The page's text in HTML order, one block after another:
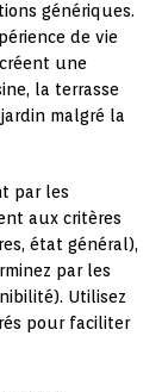
génériques.
de vie
une
la terrasse
malgré la
par les
aux critères
état général),
par les
Utilisez
pour faciliter